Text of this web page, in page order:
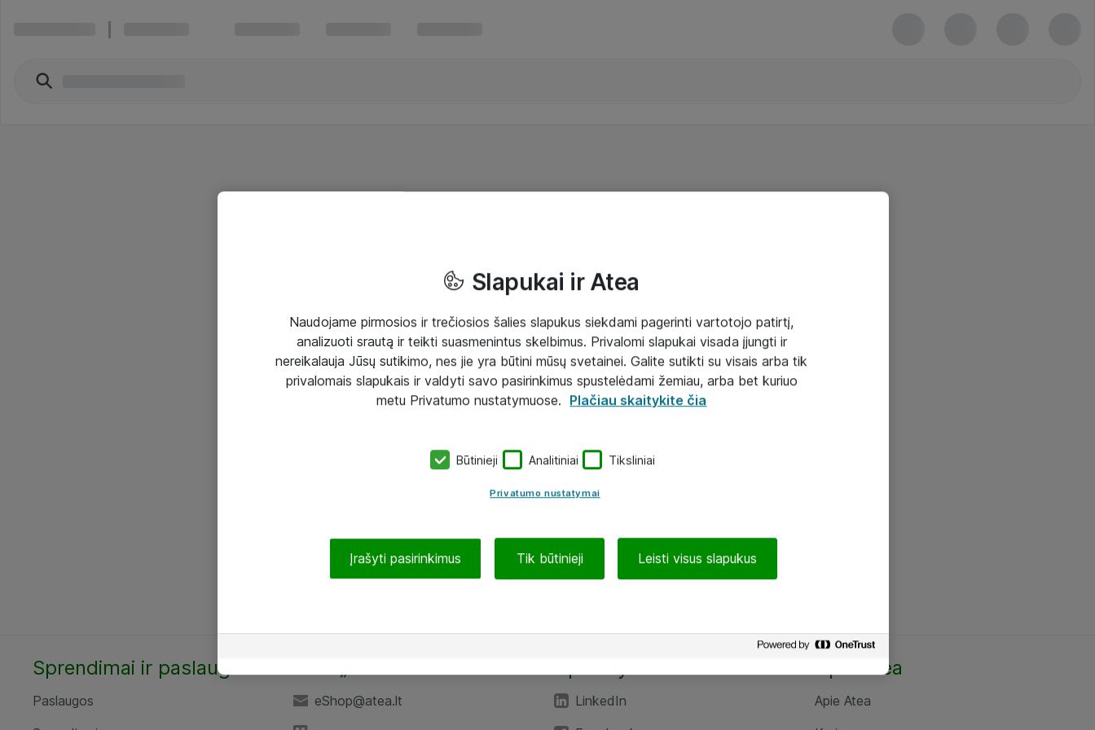
Sprendimai ir paslaugos
Paslaugos
eShop@atea.lt
LinkedIn
Apie Atea
Apie Atea
Slapukai ir Atea
Naudojame pirmosios ir trečiosios šalies slapukus siekdami pagerinti vartotojo patirtį,
analizuoti srautą ir teikti suasmenintus skelbimus. Privalomi slapukai visada įjungti ir
nereikalauja Jūsų sutikimo, nes jie yra būtini mūsų svetainei. Galite sutikti su visais arba tik
privalomais slapukais ir valdyti savo pasirinkimus spustelėdami žemiau, arba bet kuriuo
metu Privatumo nustatymuose. Plačiau skaitykite čia
Būtinieji Analitiniai Tiksliniai
Privatumo nustatymai
Įrašyti pasirinkimus Tik būtinieji Leisti visus slapukus